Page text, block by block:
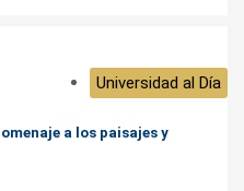
Universidad al Día
a los paisajes y